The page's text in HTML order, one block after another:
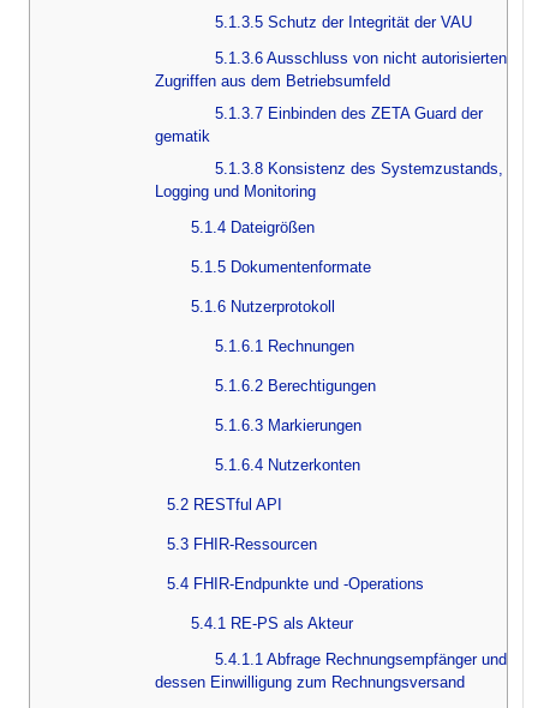
5.1.3.5 Schutz der Integrität der VAU
5.1.3.6 Ausschluss von nicht autorisierten
Zugriffen aus dem Betriebsumfeld
5.1.3.7 Einbinden des ZETA Guard der
gematik
5.1.3.8 Konsistenz des Systemzustands,
Logging und Monitoring
5.1.4 Dateigrößen
5.1.5 Dokumentenformate
5.1.6 Nutzerprotokoll
5.1.6.1 Rechnungen
5.1.6.2 Berechtigungen
5.1.6.3 Markierungen
5.1.6.4 Nutzerkonten
5.2 RESTful API
5.3 FHIR-Ressourcen
5.4 FHIR-Endpunkte und -Operations
5.4.1 RE-PS als Akteur
5.4.1.1 Abfrage Rechnungsempfänger und
dessen Einwilligung zum Rechnungsversand